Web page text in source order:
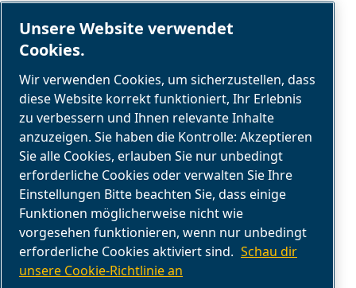
WARTUNG DES LUFTKOMPRESSORS
SERVICE & AFTERMARKET
Im Service-Dashboard erhalten Sie Hilfe,
Wartungsteile, Handbücher und
Unsere Website verwendet
Cookies.
Wir verwenden Cookies, um sicherzustellen, dass
diese Website korrekt funktioniert, Ihr Erlebnis
zu verbessern und Ihnen relevante Inhalte
anzuzeigen. Sie haben die Kontrolle: Akzeptieren
Sie alle Cookies, erlauben Sie nur unbedingt
erforderliche Cookies oder verwalten Sie Ihre
Einstellungen Bitte beachten Sie, dass einige
Funktionen möglicherweise nicht wie
vorgesehen funktionieren, wenn nur unbedingt
erforderliche Cookies aktiviert sind. Schau dir
unsere Cookie-Richtlinie an